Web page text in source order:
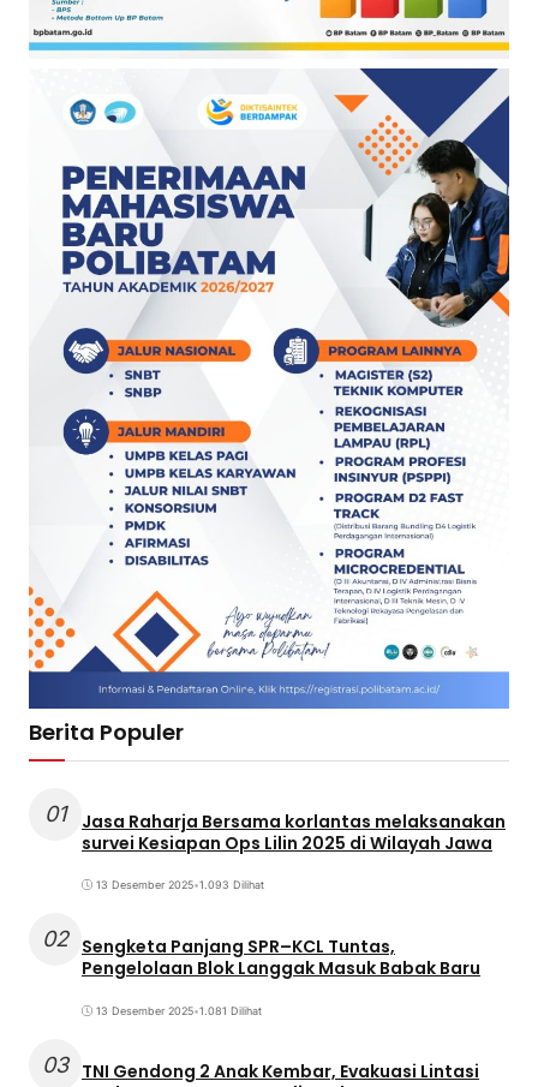
Berita Populer
01
Jasa Raharja Bersama korlantas melaksanakan
survei Kesiapan Ops Lilin 2025 di Wilayah Jawa
13 Desember 2025•1.093 Dilihat
02 Sengketa Panjang SPR–KCL Tuntas,
Pengelolaan Blok Langgak Masuk Babak Baru
13 Desember 2025•1.081 Dilihat
03 TNI Gendong 2 Anak Kembar, Evakuasi Lintasi